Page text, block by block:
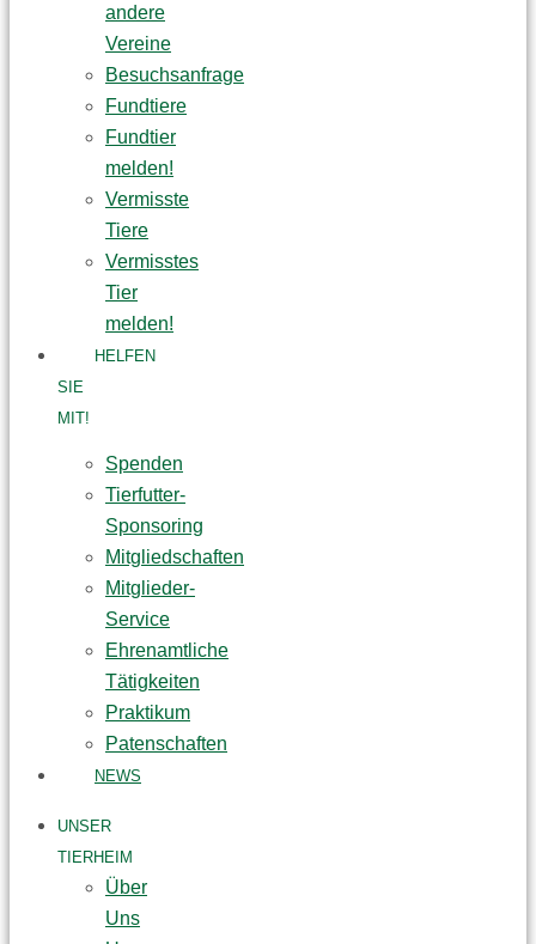
andere
Vereine
Besuchsanfrage
Fundtiere
Fundtier
melden!
Vermisste
Tiere
Vermisstes
Tier
melden!
HELFEN
SIE
MIT!
Spenden
Tierfutter-
Sponsoring
Mitgliedschaften
Mitglieder-
Service
Ehrenamtliche
Tätigkeiten
Praktikum
Patenschaften
NEWS
UNSER
TIERHEIM
Über
Uns